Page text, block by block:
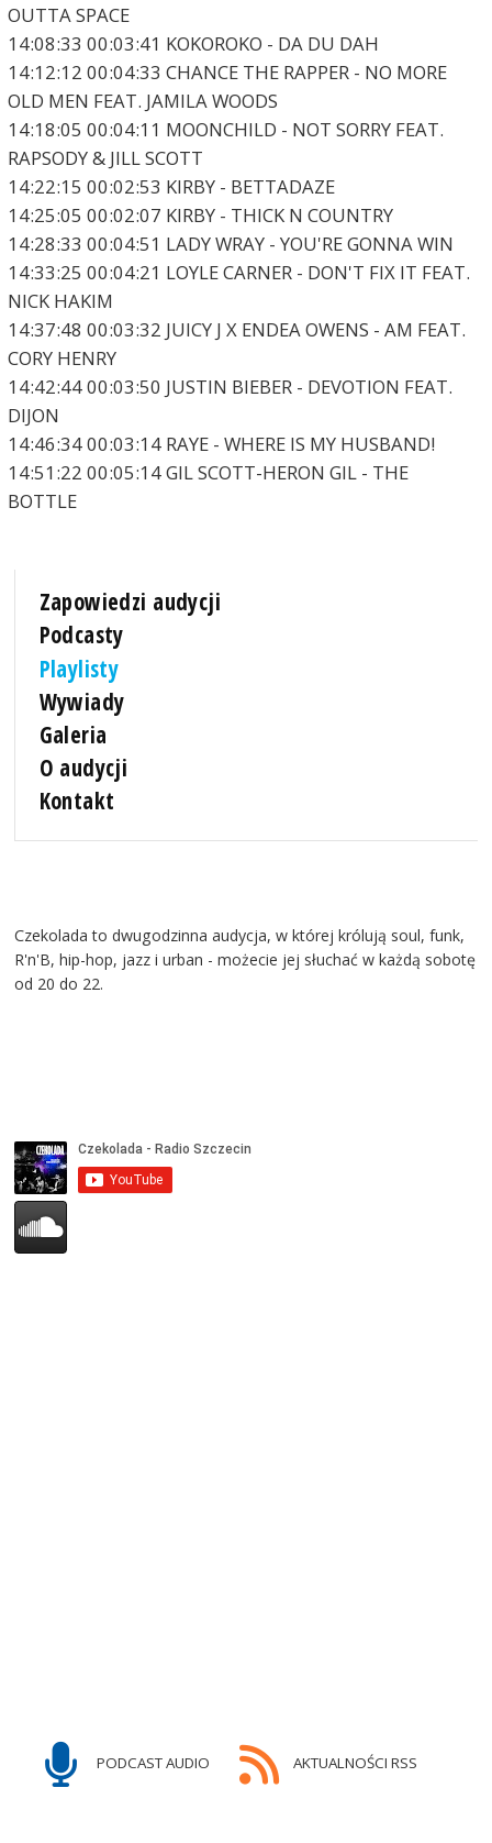
OUTTA SPACE
14:08:33 00:03:41 KOKOROKO - DA DU DAH
14:12:12 00:04:33 CHANCE THE RAPPER - NO MORE
OLD MEN FEAT. JAMILA WOODS
14:18:05 00:04:11 MOONCHILD - NOT SORRY FEAT.
RAPSODY & JILL SCOTT
14:22:15 00:02:53 KIRBY - BETTADAZE
14:25:05 00:02:07 KIRBY - THICK N COUNTRY
14:28:33 00:04:51 LADY WRAY - YOU'RE GONNA WIN
14:33:25 00:04:21 LOYLE CARNER - DON'T FIX IT FEAT.
NICK HAKIM
14:37:48 00:03:32 JUICY J X ENDEA OWENS - AM FEAT.
CORY HENRY
14:42:44 00:03:50 JUSTIN BIEBER - DEVOTION FEAT.
DIJON
14:46:34 00:03:14 RAYE - WHERE IS MY HUSBAND!
14:51:22 00:05:14 GIL SCOTT-HERON GIL - THE
BOTTLE
Zapowiedzi audycji
Podcasty
Playlisty
Wywiady
Galeria
O audycji
Kontakt
Czekolada to dwugodzinna audycja, w której królują soul, funk,
R'n'B, hip-hop, jazz i urban - możecie jej słuchać w każdą sobotę
od 20 do 22.
PODCAST AUDIO AKTUALNOŚCI RSS